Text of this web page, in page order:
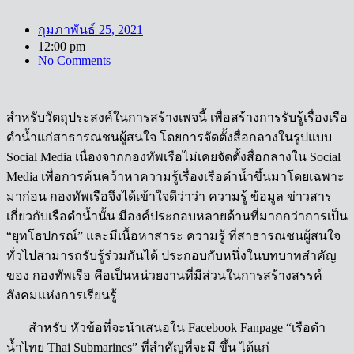
กุมภาพันธ์ 25, 2021
12:00 pm
No Comments
สำหรับวัตถุประสงค์ในการสร้างเพจนี้ เพื่อสร้างการรับรู้เรื่องเรือ
ดำน้ำแก่สาธารณชนผู้สนใจ โดยการจัดตั้งสื่อกลางในรูปแบบ
Social Media เนื่องจากกองทัพเรือไม่เคยจัดตั้งสื่อกลางใน Social
Media เพื่อการค้นคว้าหาความรู้เรื่องเรือดำน้ำขึ้นมาโดยเฉพาะ
มาก่อน กองทัพเรือจึงได้เข้าใจดีว่าว่า ความรู้ ข้อมูล ข่าวสาร
เกี่ยวกับเรือดำน้ำนั้น มีองค์ประกอบหลายด้านที่มากกว่าการเป็น
“ยุทโธปกรณ์” และมีเนื้อหาสาระ ความรู้ ที่สาธารณชนผู้สนใจ
ทั่วไปสามารถรับรู้ร่วมกันได้ ประกอบกับหนึ่งในบทบาทสำคัญ
ของ กองทัพเรือ คือเป็นหน่วยงานที่มีส่วนในการสร้างสรรค์
สังคมแห่งการเรียนรู้
สำหรับ หัวข้อที่จะนำเสนอใน Facebook Fanpage “เรือดำ
น้ำไทย Thai Submarines” ที่สำคัญที่จะมี ขึ้น ได้แก่